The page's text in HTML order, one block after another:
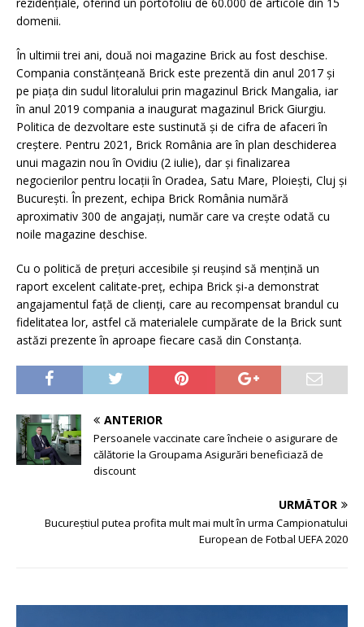
domenii.
În ultimii trei ani, două noi magazine Brick au fost deschise.
Compania constănțeană Brick este prezentă din anul 2017 și
pe piața din sudul litoralului prin magazinul Brick Mangalia, iar
în anul 2019 compania a inaugurat magazinul Brick Giurgiu.
Politica de dezvoltare este sustinută și de cifra de afaceri în
creștere. Pentru 2021, Brick România are în plan deschiderea
unui magazin nou în Ovidiu (2 iulie), dar și finalizarea
negocierilor pentru locații în Oradea, Satu Mare, Ploiești, Cluj și
București. În prezent, echipa Brick România numără
aproximativ 300 de angajați, număr care va crește odată cu
noile magazine deschise.
Cu o politică de preţuri accesibile și reușind să mențină un
raport excelent calitate-preț, echipa Brick și-a demonstrat
angajamentul față de clienți, care au recompensat brandul cu
fidelitatea lor, astfel că materialele cumpărate de la Brick sunt
astăzi prezente în aproape fiecare casă din Constanța.
ANTERIOR
Persoanele vaccinate care încheie o asigurare de
călătorie la Groupama Asigurări beneficiază de
discount
URMĂTOR
Bucureștiul putea profita mult mai mult în urma Campionatului
European de Fotbal UEFA 2020